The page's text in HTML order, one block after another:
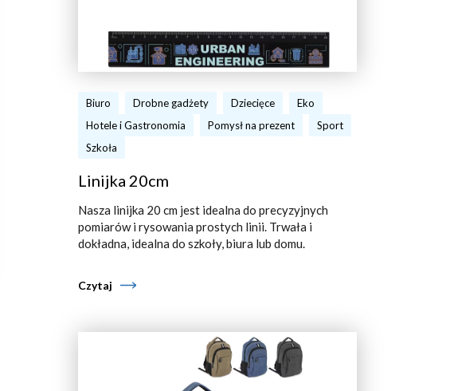
Biuro Drobne gadżety Dziecięce
Eko
Hotele i Gastronomia
Pomysł na prezent
Sport
Szkoła
Linijka 20cm
Nasza linijka 20 cm jest idealna do precyzyjnych
pomiarów i rysowania prostych linii. Trwała i
dokładna, idealna do szkoły, biura lub domu.
Czytaj